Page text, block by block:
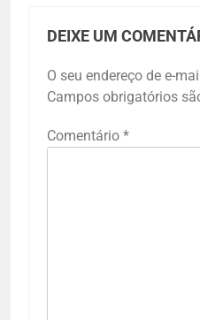
DEIXE UM
O seu endereço de e-
Campos obrigatórios
Comentário *